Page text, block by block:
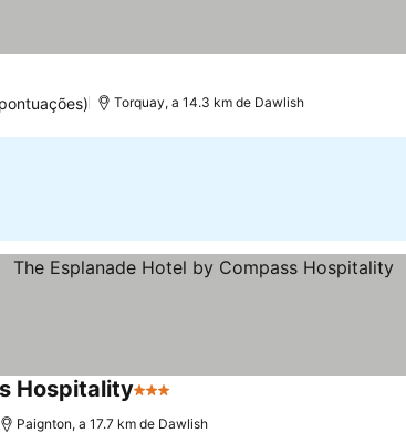
Torquay, a 14.3 km de Dawlish
Hospitality3 Estrelas
Paignton, a 17.7 km de Dawlish